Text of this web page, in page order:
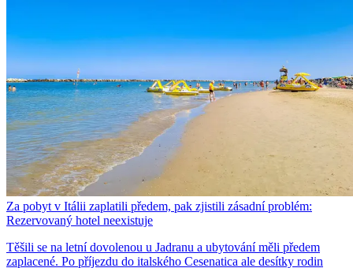
Za pobyt v Itálii zaplatili předem, pak zjistili zásadní problém:
Rezervovaný hotel neexistuje
Těšili se na letní dovolenou u Jadranu a ubytování měli předem
zaplacené. Po příjezdu do italského Cesenatica ale desítky rodin